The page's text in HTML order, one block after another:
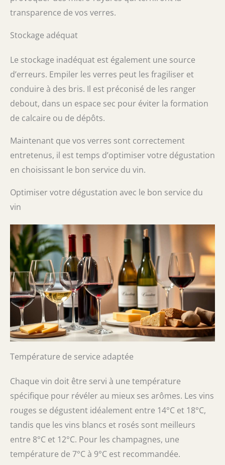
transparence de vos verres.
Stockage adéquat
Le stockage inadéquat est également une source
d’erreurs. Empiler les verres peut les fragiliser et
conduire à des bris. Il est préconisé de les ranger
debout, dans un espace sec pour éviter la formation
de calcaire ou de dépôts.
Maintenant que vos verres sont correctement
entretenus, il est temps d’optimiser votre dégustation
en choisissant le bon service du vin.
Optimiser votre dégustation avec le bon service du
vin
Température de service adaptée
Chaque vin doit être servi à une température
spécifique pour révéler au mieux ses arômes. Les vins
rouges se dégustent idéalement entre 14°C et 18°C,
tandis que les vins blancs et rosés sont meilleurs
entre 8°C et 12°C. Pour les champagnes, une
température de 7°C à 9°C est recommandée.